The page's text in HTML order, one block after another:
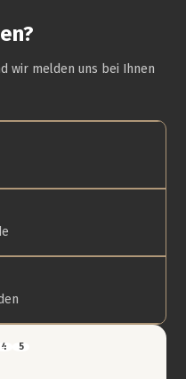
wir melden uns bei Ihnen